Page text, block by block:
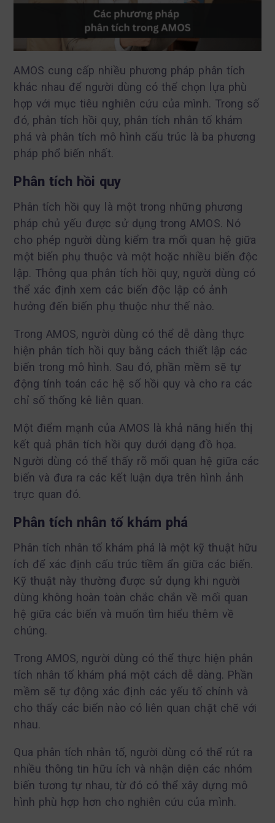
AMOS cung cấp nhiều phương pháp phân tích
khác nhau để người dùng có thể chọn lựa phù
hợp với mục tiêu nghiên cứu của mình. Trong số
đó, phân tích hồi quy, phân tích nhân tố khám
phá và phân tích mô hình cấu trúc là ba phương
pháp phổ biến nhất.
Phân tích hồi quy
Phân tích hồi quy là một trong những phương
pháp chủ yếu được sử dụng trong AMOS. Nó
cho phép người dùng kiểm tra mối quan hệ giữa
một biến phụ thuộc và một hoặc nhiều biến độc
lập. Thông qua phân tích hồi quy, người dùng có
thể xác định xem các biến độc lập có ảnh
hưởng đến biến phụ thuộc như thế nào.
Trong AMOS, người dùng có thể dễ dàng thực
hiện phân tích hồi quy bằng cách thiết lập các
biến trong mô hình. Sau đó, phần mềm sẽ tự
động tính toán các hệ số hồi quy và cho ra các
chỉ số thống kê liên quan.
Một điểm mạnh của AMOS là khả năng hiển thị
kết quả phân tích hồi quy dưới dạng đồ họa.
Người dùng có thể thấy rõ mối quan hệ giữa các
biến và đưa ra các kết luận dựa trên hình ảnh
trực quan đó.
Phân tích nhân tố khám phá
Phân tích nhân tố khám phá là một kỹ thuật hữu
ích để xác định cấu trúc tiềm ẩn giữa các biến.
Kỹ thuật này thường được sử dụng khi người
dùng không hoàn toàn chắc chắn về mối quan
hệ giữa các biến và muốn tìm hiểu thêm về
chúng.
Trong AMOS, người dùng có thể thực hiện phân
tích nhân tố khám phá một cách dễ dàng. Phần
mềm sẽ tự động xác định các yếu tố chính và
cho thấy các biến nào có liên quan chặt chẽ với
nhau.
Qua phân tích nhân tố, người dùng có thể rút ra
nhiều thông tin hữu ích và nhận diện các nhóm
biến tương tự nhau, từ đó có thể xây dựng mô
hình phù hợp hơn cho nghiên cứu của mình.